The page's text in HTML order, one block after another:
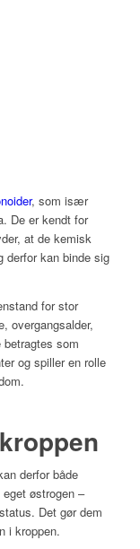
, som især
De er kendt for
at de kemisk
derfor kan binde sig
for stor
overgangsalder,
som
og spiller en rolle
derfor både
østrogen –
Det gør dem
i kroppen.